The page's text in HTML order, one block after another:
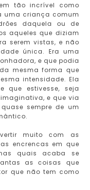
tão incrível como
uma criança comum
daquela ou de
aqueles que diziam
serem vistas, e não
única. Era uma
e que podia
mesma forma que
intensidade. Ela
que estivesse, seja
e que via
sempre de um
muito com as
encrencas em que
quais acaba se
as coisas que
que não tem como